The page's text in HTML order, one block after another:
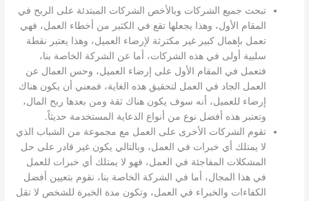
تبحث جميع الشركات وبالأخص الشركات المبتدئة على الربح في
المقام الأول، وهذا يجعلها تقع في الكثير من أخطاء العمل، فهي
تعمل بإهمال كبير غير مكترثة لإرضاء العميل، وهذا يعتبر نقطة
سلبية أولى في هذه الشركات، أما عن الشركة الخاصة بنا،
فتعمل في المقام الأول على إرضاء العميل، وحس العمال عن
العمل الجاد في العمل لتحقيق هذه الغاية، فمعني أن يكون هناك
إرضاء للعميل، أنه سوف يكون هناك ثقة ومن بعدها ربح المال،
وتعتبر هذه أفضل نوع من أنواع الدعاية المستخدمة حديثاً.
تقوم الشركات الأخرى على العمل مع مجموعة من الشباب الذي
لا يمتلك أي خبرات في العمل، وبالتالي يكون غير قادر على حل
المشكلات المفاجئة في العمل، فهو لا يمتلك أي خبرات للعمل
في هذا المجال، أما في الشركة الخاصة بنا، نقوم بتعيين أفضل
الكفاءات والخبراء في العمل، وتكون مدة الخبرة للشخص لا تقل